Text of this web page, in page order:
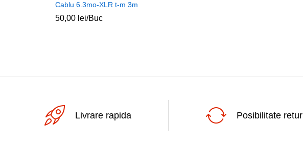
Cablu 6.3mo-XLR t-m 3m
50,00 lei/Buc
Livrare rapida Posibilitate retur